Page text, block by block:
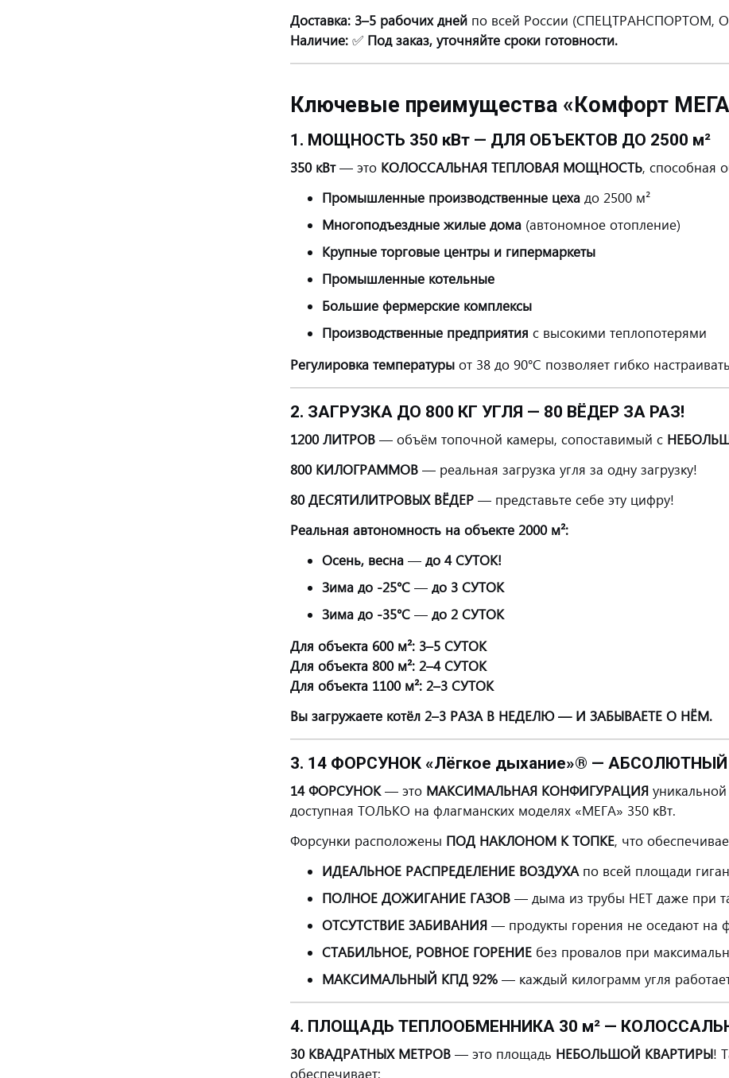
Доставка: 3–5 рабочих дней по всей России (СПЕЦТРАНСПОРТОМ,
Наличие: ✅ Под заказ, уточняйте сроки готовности.
Ключевые преимущества «Комфорт
1. МОЩНОСТЬ 350 кВт — ДЛЯ ОБЪЕКТОВ ДО 2500 м²
350 кВт— это КОЛОССАЛЬНАЯ ТЕПЛОВАЯ МОЩНОСТЬ, способная
Промышленные производственные цеха до 2500 м²
Многоподъездные жилые дома (автономное отопление)
Крупные торговые центры и гипермаркеты
Промышленные котельные
Большие фермерские комплексы
Производственные предприятия с высокими теплопотерями
Регулировка температуры от 38 до 90°С позволяет гибко
2. ЗАГРУЗКА ДО 800 КГ УГЛЯ — 80 ВЁДЕР ЗА РАЗ!
1200 ЛИТРОВ — объём топочной камеры, сопоставимый с
800 КИЛОГРАММОВ — реальная загрузка угля за одну загрузку!
80 ДЕСЯТИЛИТРОВЫХ ВЁДЕР — представьте себе эту цифру!
Реальная автономность на объекте 2000 м²:
Осень, весна — до 4 СУТОК!
Зима до -25°С — до 3 СУТОК
Зима до -35°С — до 2 СУТОК
Для объекта 600 м²: 3–5 СУТОК
Для объекта 800 м²: 2–4 СУТОК
Для объекта 1100 м²: 2–3 СУТОК
Вы загружаете котёл 2–3 РАЗА В НЕДЕЛЮ — И ЗАБЫВАЕТЕ О НЁМ.
3. 14 ФОРСУНОК «Лёгкое дыхание»® —
14 ФОРСУНОК— это МАКСИМАЛЬНАЯ КОНФИГУРАЦИЯ
доступная ТОЛЬКО на флагманских моделях «МЕГА» 350 кВт.
Форсунки расположены ПОД НАКЛОНОМ К ТОПКЕ, что
ИДЕАЛЬНОЕ РАСПРЕДЕЛЕНИЕ ВОЗДУХАпо всей площади
ПОЛНОЕ ДОЖИГАНИЕ ГАЗОВ — дыма из трубы НЕТ даже при
ОТСУТСТВИЕ ЗАБИВАНИЯ — продукты горения не оседают на
СТАБИЛЬНОЕ, РОВНОЕ ГОРЕНИЕ без провалов при
МАКСИМАЛЬНЫЙ КПД 92% — каждый килограмм угля
4. ПЛОЩАДЬ ТЕПЛООБМЕННИКА 30 м² —
30 КВАДРАТНЫХ МЕТРОВ — это площадь НЕБОЛЬШОЙ КВАРТИРЫ!
обеспечивает: